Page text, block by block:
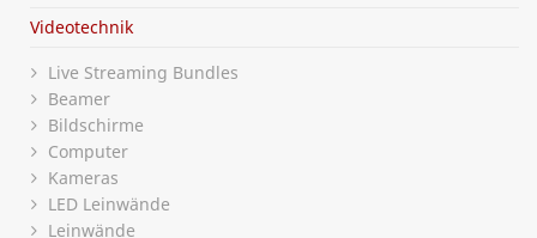
Videotechnik
Live Streaming Bundles
Beamer
Bildschirme
Computer
Kameras
LED Leinwände
Leinwände